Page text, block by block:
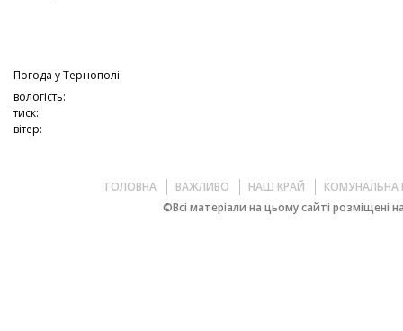
Погода уТернополі
вологість:
тиск:
вітер:
ГОЛОВНА ВАЖЛИВО НАШ КРАЙ
КОМУНАЛЬНА
©Всі матеріали на цьому сайті розміщені